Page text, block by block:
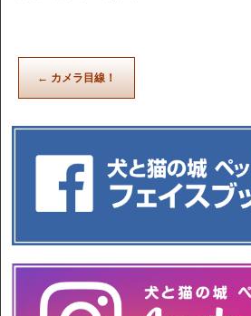
← カメラ目線！